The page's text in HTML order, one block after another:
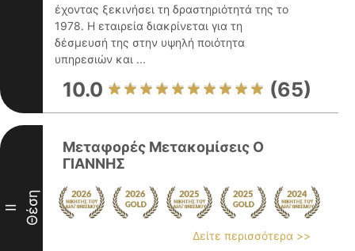
έχοντας ξεκινήσει τη δραστηριότητά της το
1978. Η εταιρεία διακρίνεται για τη
δέσμευσή της στην υψηλή ποιότητα
υπηρεσιών και ...
10.0 (65)
II Θέση
Μεταφορές Μετακομίσεις Ο
ΓΙΑΝΝΗΣ
Δείτε περισσότερα >>